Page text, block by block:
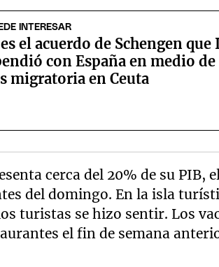
INTERESAR
el acuerdo de Schengen que
con España en medio de
migratoria en Ceuta
cerca del 20% de su PIB,
del domingo. En la isla
turistas se hizo sentir. Los
el fin de semana